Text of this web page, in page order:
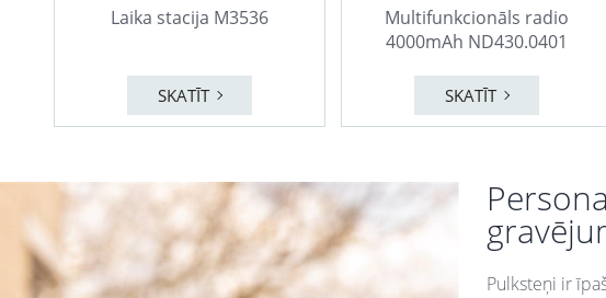
Laika stacija M3536
SKATĪT
Multifunkcionāls radio
4000mAh ND430.0401
SKATĪT
Pulksteņi ir